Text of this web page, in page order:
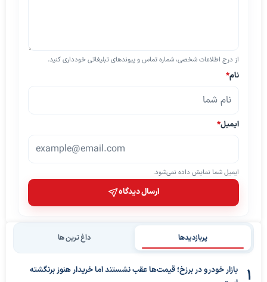
از درج اطلاعات شخصی، شماره تماس و پیوندهای تبلیغاتی خودداری کنید.
نام*
ایمیل*
ایمیل شما نمایش داده نمی‌شود.
ارسال دیدگاه
پربازدیدها داغ ترین ها
بازار خودرو در برزخ؛ قیمت‌ها عقب نشستند اما خریدار هنوز برنگشته